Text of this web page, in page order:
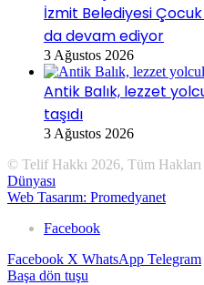
İzmit Belediyesi
da devam ediyor
3 Ağustos 2026
Antik Balık, lezzet
taşıdı
3 Ağustos 2026
© Telif Hakkı 2026, Tüm Hakları
Dünyası
Web Tasarım: Promedyanet
Facebook
Facebook X WhatsApp Telegram
Başa dön tuşu